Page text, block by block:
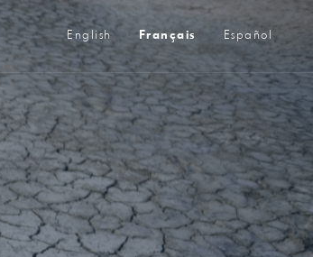
Métanavigation
English Français Español